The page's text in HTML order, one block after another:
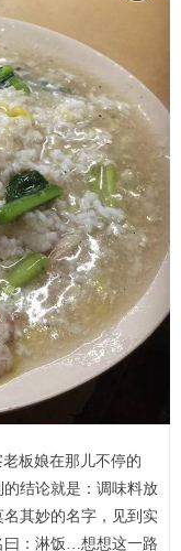
板娘在那儿不停的
结论就是：调味料放
其妙的名字，见到实
曰：淋饭…想想这一路